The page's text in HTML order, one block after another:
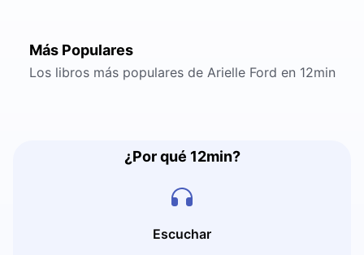
Más Populares
Los libros más populares de Arielle Ford en 12min
¿Por qué 12min?
Escuchar